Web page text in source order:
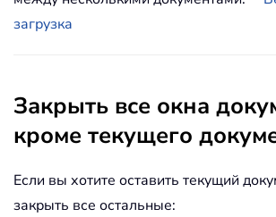
загрузка
Закрыть все окна
кроме текущего
Если вы хотите оставить текущий
закрыть все остальные: